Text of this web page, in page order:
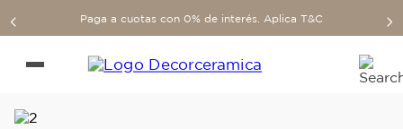
Paga a cuotas con 0% de interés. Aplica T&C